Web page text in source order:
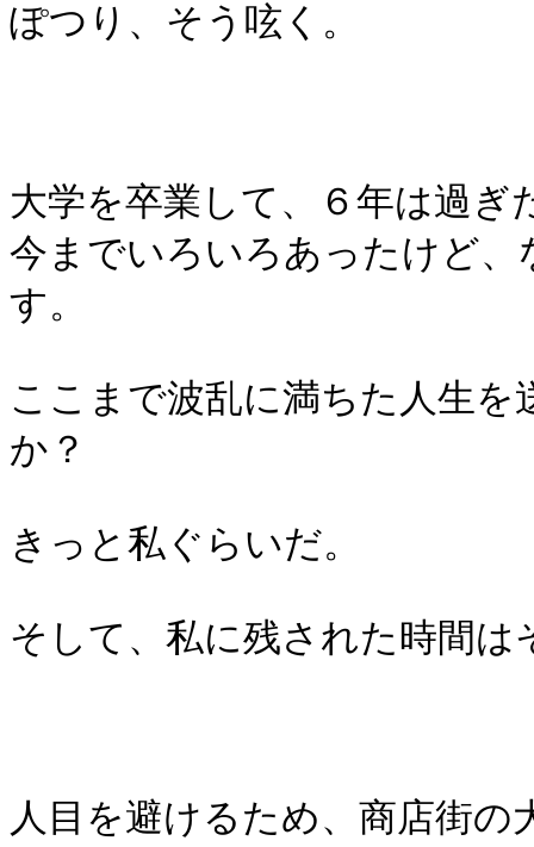
ぽつり、そう呟く。
大学を卒業して、６年は過ぎ
今までいろいろあったけど
す。
ここまで波乱に満ちた人生
か？
きっと私ぐらいだ。
そして、私に残された時間は
人目を避けるため、商店街